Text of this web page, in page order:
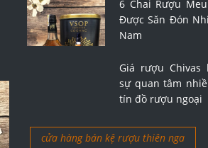
6 Chai Rượu
Được Săn Đón
Nam
Giá rượu
sự quan tâm
tín đồ rượu ngoại
cửa hàng bán kệ rượu thiên nga